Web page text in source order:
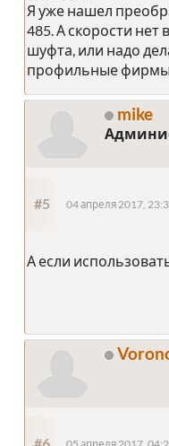
Я уже нашел
485. А скорости
шуфта, или надо
профильные
mike
#5 04 апреля 2017,
А если
#6 05 апреля 2017,